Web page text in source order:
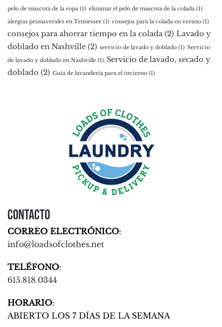
pelo de mascota de la ropa (1) eliminar el pelo de mascota de la colada (1)
alergias primaverales en Tennessee (1) consejos para la colada en verano (1)
consejos para ahorrar tiempo en la colada (2) Lavado y
doblado en Nashville (2) servicio de lavado y doblado (1) Servicio
de lavado y doblado en Nashville (1) Servicio de lavado, secado y
doblado (2) Guía de lavandería para el invierno (1)
Contacto
CORREO ELECTRÓNICO:
info@loadsofclothes.net
TELÉFONO:
615.818.0344
HORARIO:
ABIERTO LOS 7 DÍAS DE LA SEMANA